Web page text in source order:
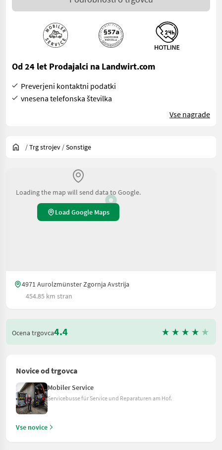
Od 24 let Prodajalci na Landwirt.com
Preverjeni kontaktni podatki
vnesena telefonska številka
Vse nagrade
/Trg strojev /Sonstige
Loading the map will send data to Google.
Load Google Maps
4971 Aurolzmünster Zgornja Avstrija
454.85 km stran
Ocena trgovca4.4
Novice od trgovca
Mobiler Service
Servicebusse für Service und Reparaturen am Hof.
Vse novice